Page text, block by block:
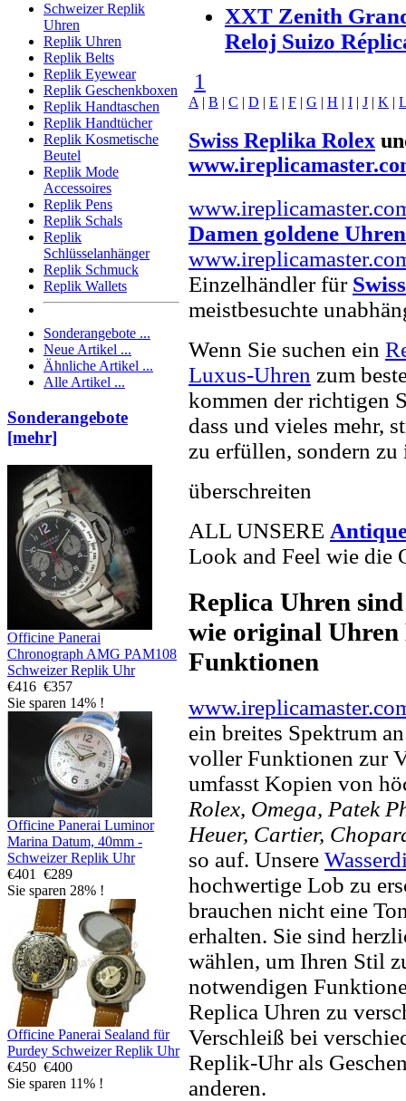
Schweizer Replik
Uhren
Replik Uhren
Replik Belts
Replik Eyewear
Replik Geschenkboxen
Replik Handtaschen
Replik Handtücher
Replik Kosmetische
Beutel
Replik Mode
Accessoires
Replik Pens
Replik Schals
Replik
Schlüsselanhänger
Replik Schmuck
Replik Wallets
Sonderangebote ...
Neue Artikel ...
Ähnliche Artikel ...
Alle Artikel ...
Sonderangebote
[mehr]
Officine Panerai
Chronograph AMG PAM108
Schweizer Replik Uhr
€416 €357
Sie sparen 14% !
Officine Panerai Luminor
Marina Datum, 40mm -
Schweizer Replik Uhr
€401
€289
Sie sparen 28% !
Officine Panerai Sealand für
Purdey Schweizer Replik Uhr
€450 €400
Sie sparen 11% !
XXT Zenith
Reloj Suizo
1
A | B | C | D | E | F | G | H | I | J | K | L
Swiss Replika Rolex
Damen goldene Uhren
Einzelhändler für
meistbesuchte
Wenn Sie suchen ein
Luxus-Uhren zum
kommen der richtigen
dass und vieles mehr,
zu erfüllen, sondern zu
überschreiten
ALL UNSERE
Look and Feel wie die
Replica Uhren
wie original Uhren
Funktionen
ein breites Spektrum
voller Funktionen zur
umfasst Kopien von
Rolex, Omega, Patek
Heuer, Cartier,
so auf. Unsere
hochwertige Lob zu
brauchen nicht eine
erhalten. Sie sind
wählen, um Ihren Stil
notwendigen
Replica Uhren zu
Verschleiß bei
Replik-Uhr als
anderen.